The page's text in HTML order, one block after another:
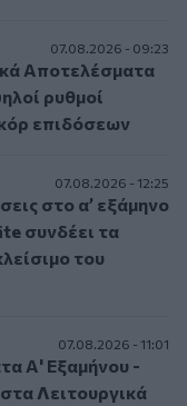
07.08.2026 - 09:23
Αποτελέσματα
ρυθμοί
επιδόσεων
07.08.2026 - 12:25
στο α’ εξάμηνο
συνδέει τα
του
07.08.2026 - 11:01
Α' Εξαμήνου -
Λειτουργικά